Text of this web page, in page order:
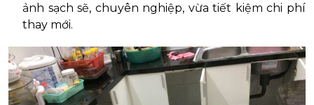
ảnh sạch sẽ, chuyên nghiệp, vừa tiết kiệm chi phí
thay mới.